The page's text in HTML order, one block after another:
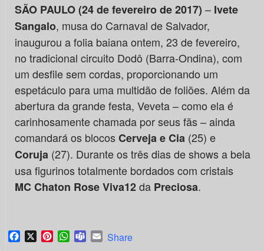
SÃO PAULO (24 de fevereiro de 2017) – Ivete
Sangalo, musa do Carnaval de Salvador,
inaugurou a folia baiana ontem, 23 de fevereiro,
no tradicional circuito Dodô (Barra-Ondina), com
um desfile sem cordas, proporcionando um
espetáculo para uma multidão de foliões. Além da
abertura da grande festa, Veveta – como ela é
carinhosamente chamada por seus fãs – ainda
comandará os blocosCerveja e Cia (25) e
Coruja (27). Durante os três dias de shows a bela
usa figurinos totalmente bordados com cristais
MC Chaton Rose Viva12da Preciosa.
Facebook
X PinterestWhatsApp
TeamsEmail
Share